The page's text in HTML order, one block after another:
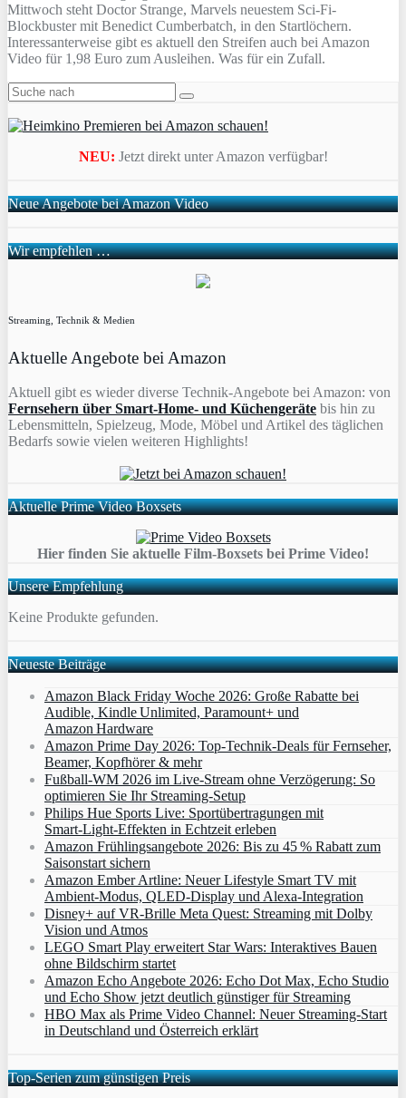
Mittwoch steht Doctor Strange, Marvels neuestem Sci-Fi-
Blockbuster mit Benedict Cumberbatch, in den Startlöchern.
Interessanterweise gibt es aktuell den Streifen auch bei Amazon
Video für 1,98 Euro zum Ausleihen. Was für ein Zufall.
NEU: Jetzt direkt unter Amazon verfügbar!
Neue Angebote bei Amazon Video
Wir empfehlen …
Streaming, Technik & Medien
Aktuelle Angebote bei Amazon
Aktuell gibt es wieder diverse Technik-Angebote bei Amazon: von
Fernsehern über Smart-Home- und Küchengeräte bis hin zu
Lebensmitteln, Spielzeug, Mode, Möbel und Artikel des täglichen
Bedarfs sowie vielen weiteren Highlights!
Aktuelle Prime Video Boxsets
Hier finden Sie aktuelle Film-Boxsets bei Prime Video!
Unsere Empfehlung
Keine Produkte gefunden.
Neueste Beiträge
Amazon Black Friday Woche 2026: Große Rabatte bei
Audible, Kindle Unlimited, Paramount+ und
Amazon Hardware
Amazon Prime Day 2026: Top-Technik-Deals für Fernseher,
Beamer, Kopfhörer & mehr
Fußball-WM 2026 im Live-Stream ohne Verzögerung: So
optimieren Sie Ihr Streaming-Setup
Philips Hue Sports Live: Sportübertragungen mit
Smart‑Light‑Effekten in Echtzeit erleben
Amazon Frühlingsangebote 2026: Bis zu 45 % Rabatt zum
Saisonstart sichern
Amazon Ember Artline: Neuer Lifestyle Smart TV mit
Ambient‑Modus, QLED‑Display und Alexa‑Integration
Disney+ auf VR-Brille Meta Quest: Streaming mit Dolby
Vision und Atmos
LEGO Smart Play erweitert Star Wars: Interaktives Bauen
ohne Bildschirm startet
Amazon Echo Angebote 2026: Echo Dot Max, Echo Studio
und Echo Show jetzt deutlich günstiger für Streaming
HBO Max als Prime Video Channel: Neuer Streaming‑Start
in Deutschland und Österreich erklärt
Top-Serien zum günstigen Preis